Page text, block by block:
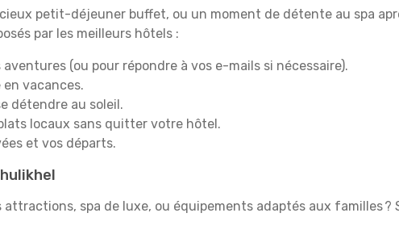
petit-déjeuner buffet, ou un moment de détente au spa
par les meilleurs hôtels :
(ou pour répondre à vos e-mails si nécessaire).
vacances.
détendre au soleil.
locaux sans quitter votre hôtel.
et vos départs.
attractions, spa de luxe, ou équipements adaptés aux familles